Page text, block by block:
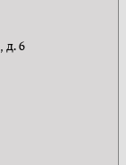
д. 6